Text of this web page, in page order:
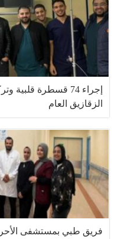
الزقازيق العام
فريق طبي بمستشفى